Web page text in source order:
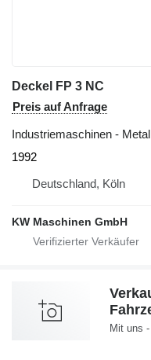
Deckel FP 3 NC
Preis auf Anfrage
Industriemaschinen -
1992
Deutschland, Köln
KW Maschinen GmbH
Mit uns